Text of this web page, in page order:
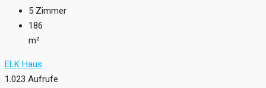
5 Zimmer
186
m²
ELK Haus
1.023 Aufrufe